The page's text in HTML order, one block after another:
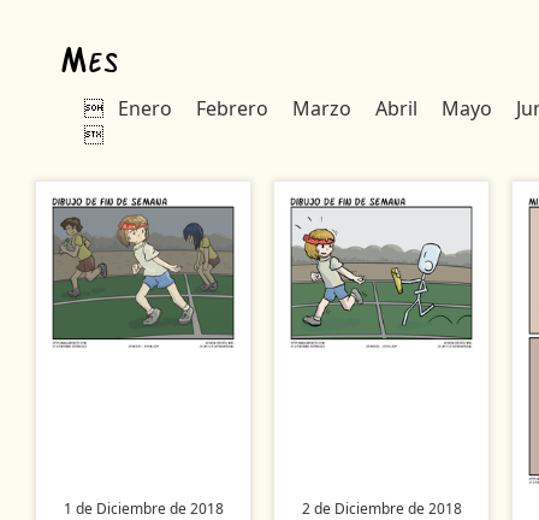
Mes
 Enero Febrero Marzo Abril Mayo

1 de Diciembre de 2018 2 de Diciembre de 2018